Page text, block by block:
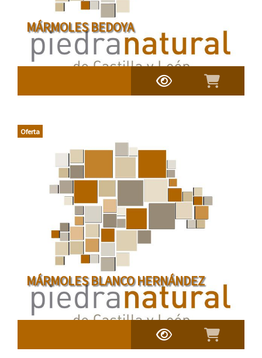
MÁRMOLES BEDOYA
Oferta
MÁRMOLES BLANCO HERNÁNDEZ